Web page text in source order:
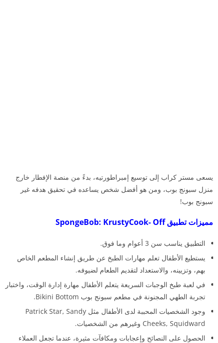
يسعى مستر كراب إلى توسيع إمبراطورتيه، بدءً من منصة الإفطار خارج
منزل سبونج بوب، ومن هو أفضل شخص يساعده في تحقيق هدفه غير
سبونج بوب!
مميزات تطبيق SpongeBob: KrustyCook- Off
التطبيق يناسب سن 3 أعوام وما فوق.
يستطيع الأطفال تعلم مهارات الطبخ عن طريق إنشاء المطعم الخاص
بهم، وتزيينه، والاستعداد لتقديم الطعام لضيوفه.
في لعبة طبخ الوجبات السريعة يتعلم الأطفال مهارة إدارة الوقت، واختبار
تجربة الطهي المجنونة في مطعم سبونج بوب Bikini Bottom.
وجود الشخصيات المحببة لدى الأطفال مثل Patrick Star, Sandy
Cheeks, Squidward وغيرهم من الشخصيات.
الحصول على النصائح وإعجابات ومكافآت مثيرة، عندما تجعل العملاء